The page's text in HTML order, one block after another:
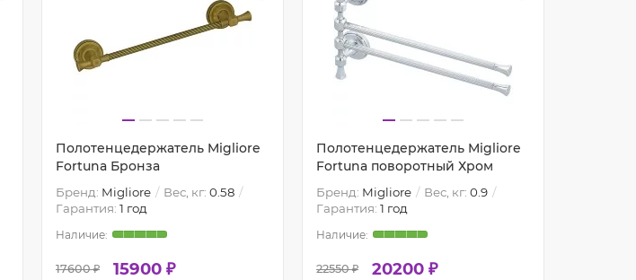
Полотенцедержатель Migliore
Fortuna Бронза
Бренд: Migliore Вес, кг: 0.58
Гарантия: 1 год
17600 ₽ 15900 ₽
Полотенцедержатель Migliore
Fortuna поворотный Хром
Бренд: Migliore Вес, кг: 0.9
Гарантия: 1 год
22550 ₽ 20200 ₽